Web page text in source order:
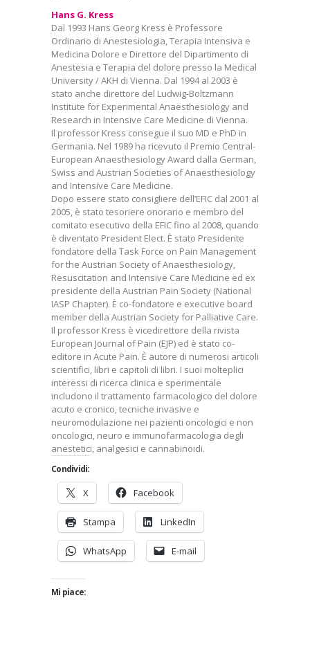
Hans G. Kress
Dal 1993 Hans Georg Kress è Professore
Ordinario di Anestesiologia, Terapia Intensiva e
Medicina Dolore e Direttore del Dipartimento di
Anestesia e Terapia del dolore presso la Medical
University / AKH di Vienna. Dal 1994 al 2003 è
stato anche direttore del Ludwig-Boltzmann
Institute for Experimental Anaesthesiology and
Research in Intensive Care Medicine di Vienna.
Il professor Kress consegue il suo MD e PhD in
Germania. Nel 1989 ha ricevuto il Premio Central-
European Anaesthesiology Award dalla German,
Swiss and Austrian Societies of Anaesthesiology
and Intensive Care Medicine.
Dopo essere stato consigliere dell’EFIC dal 2001 al
2005, è stato tesoriere onorario e membro del
comitato esecutivo della EFIC fino al 2008, quando
è diventato President Elect. È stato Presidente
fondatore della Task Force on Pain Management
for the Austrian Society of Anaesthesiology,
Resuscitation and Intensive Care Medicine ed ex
presidente della Austrian Pain Society (National
IASP Chapter). È co-fondatore e executive board
member della Austrian Society for Palliative Care.
Il professor Kress è vicedirettore della rivista
European Journal of Pain (EJP) ed è stato co-
editore in Acute Pain. È autore di numerosi articoli
scientifici, libri e capitoli di libri. I suoi molteplici
interessi di ricerca clinica e sperimentale
includono il trattamento farmacologico del dolore
acuto e cronico, tecniche invasive e
neuromodulazione nei pazienti oncologici e non
oncologici, neuro e immunofarmacologia degli
anestetici, analgesici e cannabinoidi.
Condividi:
X Facebook
Stampa LinkedIn
WhatsApp E-mail
Mi piace: